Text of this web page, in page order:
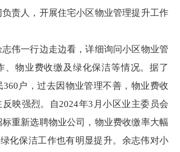
责人，开展住宅小区物业管理提升工作
伟一行边走边看，详细询问小区物业管
、物业费收缴及绿化保洁等情况。据了
户，过去因物业管理不善，物业费收
映强烈。自2024年3月小区业主委员会
重新选聘物业公司，物业费收缴率大幅
化保洁工作也有明显提升。余志伟对小